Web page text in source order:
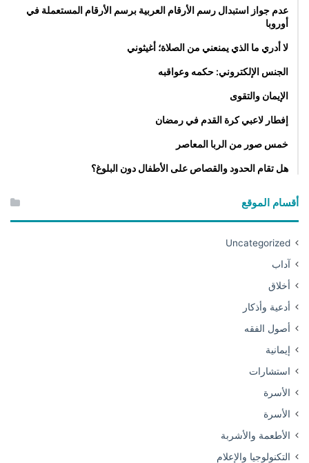
عدم جواز استبدال رسم الأرقام العربية برسم الأرقام المستعملة في
أوروبا
لا أدري ما الذي يمنعني من الصلاة؛ أغيثوني
الجنس الإلكتروني: حكمه وعواقبه
الإيمان والتقوى
إفطار لاعبي كرة القدم في رمضان
خمس صور من الربا المعاصر
هل تقام الحدود والقصاص على الأطفال دون البلوغ؟
أقسام الموقع
Uncategorized
آداب
أخلاق
أدعية وأذكار
أصول الفقه
إيمانية
استشارات
الأسرة
الأسرة
الأطعمة والأشربة
التكنولوجيا والإعلام